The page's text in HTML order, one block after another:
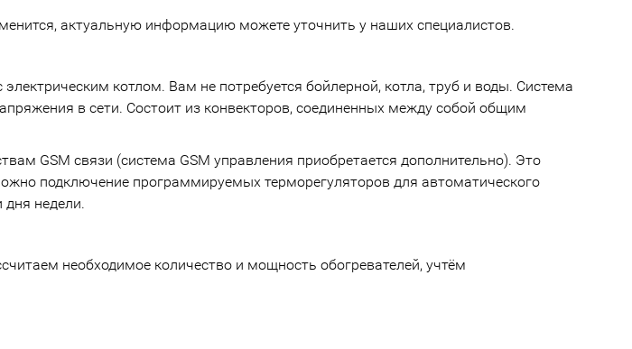
актуальную информацию можете уточнить у наших специалистов.
котлом. Вам не потребуется бойлерной, котла, труб и воды. Система
в сети. Состоит из конвекторов, соединенных между собой общим
GSM связи (система GSM управления приобретается дополнительно). Это
подключение программируемых терморегуляторов для автоматического
дня недели.
необходимое количество и мощность обогревателей, учтём